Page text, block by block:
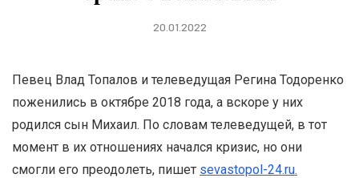
20.01.2022
Певец Влад Топалов и телеведущая Регина Тодоренко
поженились в октябре 2018 года, а вскоре у них
родился сын Михаил. По словам телеведущей, в тот
момент в их отношениях начался кризис, но они
смогли его преодолеть, пишет sevastopol-24.ru.